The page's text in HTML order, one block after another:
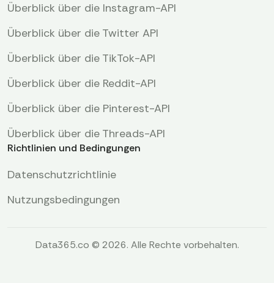
Überblick über die Instagram-API
Überblick über die Twitter API
Überblick über die TikTok-API
Überblick über die Reddit-API
Überblick über die Pinterest-API
Überblick über die Threads-API
Richtlinien und Bedingungen
Datenschutzrichtlinie
Nutzungsbedingungen
Data365.co © 2026. Alle Rechte vorbehalten.